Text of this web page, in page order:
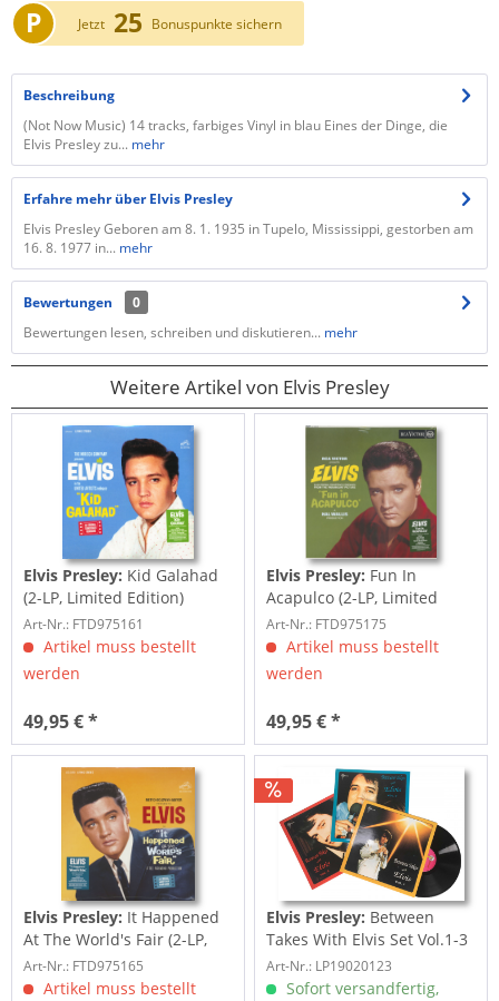
P Jetzt 25 Bonuspunkte sichern
Beschreibung
(Not Now Music) 14 tracks, farbiges Vinyl in blau Eines der Dinge, die
Elvis Presley zu... mehr
Erfahre mehr über Elvis Presley
Elvis Presley Geboren am 8. 1. 1935 in Tupelo, Mississippi, gestorben am
16. 8. 1977 in... mehr
Bewertungen
0
Bewertungen lesen, schreiben und diskutieren... mehr
Weitere Artikel von Elvis Presley
Elvis Presley: Kid Galahad
(2-LP, Limited Edition)
Art-Nr.: FTD975161
Artikel muss bestellt
werden
49,95 € *
Elvis Presley: Fun In
Acapulco (2-LP, Limited
Edition)
Art-Nr.: FTD975175
Artikel muss bestellt
werden
49,95 € *
Elvis Presley: It Happened
At The World's Fair (2-LP,
Limited...
Art-Nr.: FTD975165
Artikel muss bestellt
Elvis Presley: Between
Takes With Elvis Set Vol.1-3
(3-LP)
Art-Nr.: LP19020123
Sofort versandfertig,